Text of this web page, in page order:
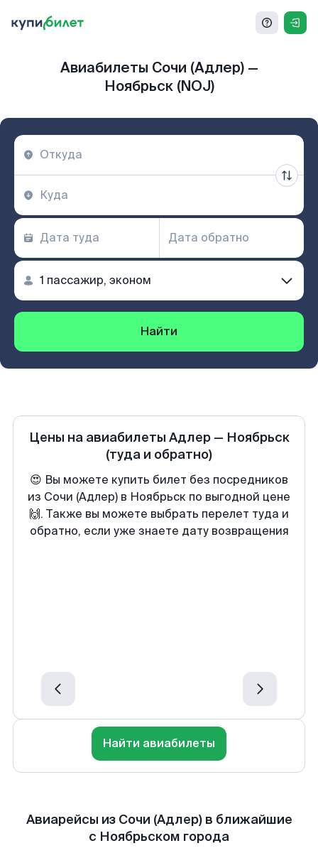
Авиабилеты Сочи (Адлер) —
Ноябрьск (NOJ)
Найти
Цены на авиабилеты Адлер— Ноябрьск
(туда и обратно)
😍 Вы можете купить билет без посредников
из Сочи (Адлер) в Ноябрьск по выгодной цене
🙌. Также вы можете выбрать перелет туда и
обратно, если уже знаете дату возвращения
Найти авиабилеты
Авиарейсы из Сочи (Адлер) в ближайшие
с Ноябрьском города